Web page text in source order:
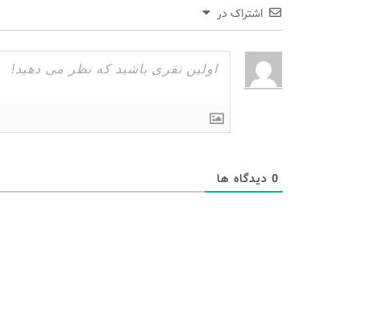
اشتراک در
0 دیدگاه ها